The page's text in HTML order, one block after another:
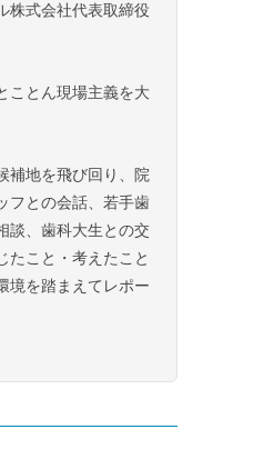
株式会社代表取締役
ことん現場主義を大
補地を飛び回り、院
フとの会話、若手歯
談、歯科大生との交
たこと・考えたこと
境を踏まえてレポー